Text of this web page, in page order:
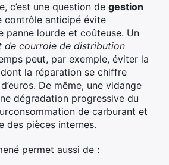
c’est une question de gestion
contrôle anticipé évite
panne lourde et coûteuse. Un
de courroie de distribution
peut, par exemple, éviter la
dont la réparation se chiffre
De même, une vidange
dégradation progressive du
de carburant et
des pièces internes.
permet aussi de :